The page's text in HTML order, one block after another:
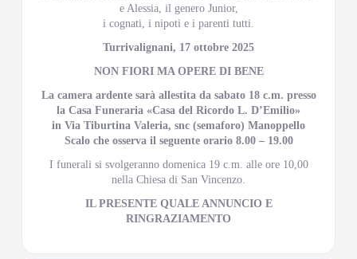
e Alessia, il genero Junior,
i cognati, i nipoti e i parenti tutti.
Turrivalignani, 17 ottobre 2025
NON FIORI MA OPERE DI BENE
La camera ardente sarà allestita da sabato 18 c.m. presso
la Casa Funeraria «Casa del Ricordo L. D’Emilio»
in Via Tiburtina Valeria, snc (semaforo) Manoppello
Scalo che osserva il seguente orario 8.00 – 19.00
I funerali si svolgeranno domenica 19 c.m. alle ore 10,00
nella Chiesa di San Vincenzo.
IL PRESENTE QUALE ANNUNCIO E
RINGRAZIAMENTO